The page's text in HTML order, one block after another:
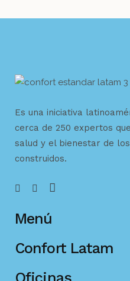
Es una iniciativa
cerca de 250 expertos
salud y el bienestar de
construidos.
Menú
Confort Latam